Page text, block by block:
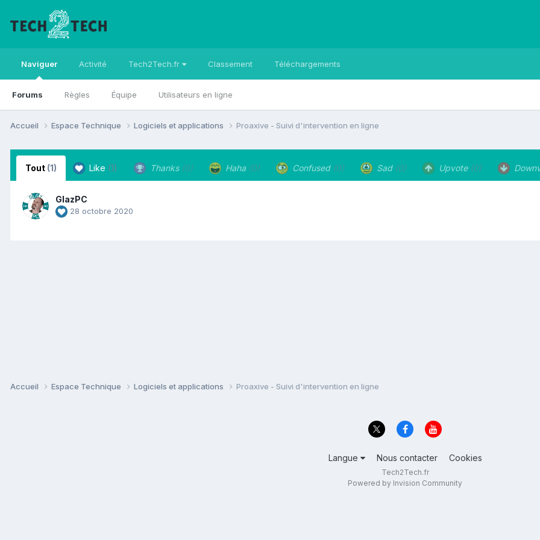
Naviguer
Forums Règles Équipe Utilisateurs en ligne
Activité Tech2Tech.fr Classement Téléchargements
Accueil Espace Technique Logiciels et applications Proaxive - Suivi d'intervention en ligne
Tout (1) Like (1) Thanks (0) Haha (0) Confused (0) Sad (0) Upvote (0)
GlazPC
28 octobre 2020
Accueil Espace Technique Logiciels et applications Proaxive - Suivi d'intervention en ligne
Langue Nous contacter Cookies
Tech2Tech.fr
Powered by Invision Community